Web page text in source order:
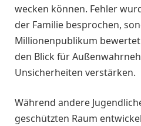
wecken können. Fehler
der Familie besprochen,
Millionenpublikum
den Blick für
Unsicherheiten verstärken.
Während andere
geschützten Raum